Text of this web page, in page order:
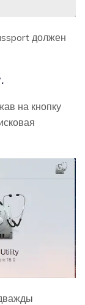
должен
на кнопку